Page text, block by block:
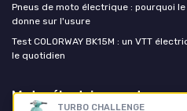
TURBO CHALLENGE
Pneus de moto électrique : pourquoi
donne sur l'usure
Test COLORWAY BK15M : un VTT
le quotidien
Moto-électrique.net